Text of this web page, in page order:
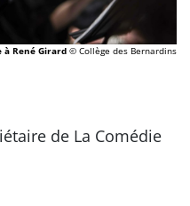
à René Girard © Collège des Bernardins
de La Comédie